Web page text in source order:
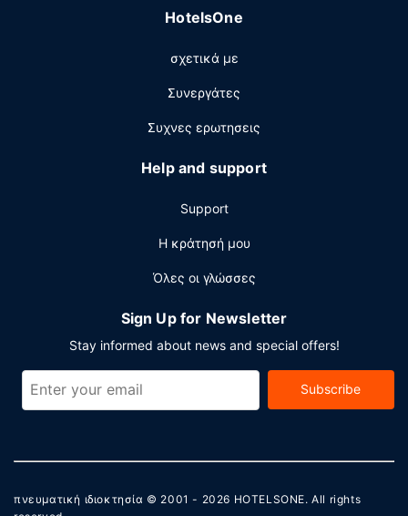
Στις σημαντικές παροχές περιλαμβάνονται αποθήκευση
τσάι στους κοινόχρηστους χώρους. Θέλετε να
Αυτό το ξενοδοχείο διαθέτει χώρο που είναι 105
κέντρο και 6 αίθουσες συνεδριάσεων. Στους χώρους
μας θα βρείτε δωρεάν στάθμευση χωρίς παρκαδόρο.
HotelsOne
σχετικά με
Συνεργάτες
Συχνες ερωτησεις
Help and support
Support
Η κράτησή μου
Όλες οι γλώσσες
Sign Up for Newsletter
Stay informed about news and special offers!
Subscribe
πνευματική ιδιοκτησία © 2001 - 2026 HOTELSONE. All rights